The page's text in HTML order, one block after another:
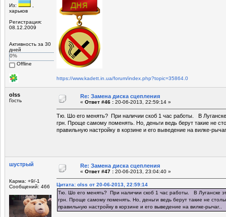
Из:
харьков
Регистрация:
08.12.2009
Активность за 30
дней
0%
Offline
https://www.kadett.in.ua/forum/index.php?topic=35864.0
olss
Гость
Re: Замена диска сцепления
« Ответ #46 : 20-06-2013, 22:59:14 »
Тю. Шо его менять? При наличии скоб 1 час работы. В Луганске
грн. Проще самому поменять. Но, деньги ведь берут такие не
правильную настройку в корзине и его выведение на вилке-
шустрый
Карма: +9/-1
Сообщений: 466
Re: Замена диска сцепления
« Ответ #47 : 20-06-2013, 23:04:40 »
Цитата: olss от 20-06-2013, 22:59:14
Тю. Шо его менять? При наличии скоб 1 час работы. В Луганске
грн. Проще самому поменять. Но, деньги ведь берут такие не
правильную настройку в корзине и его выведение на вилке-рычаг..